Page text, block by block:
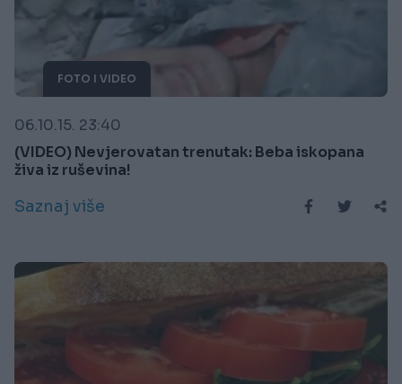
FOTO I VIDEO
06.10.15. 23:40
(VIDEO) Nevjerovatan trenutak: Beba iskopana
živa iz ruševina!
Saznaj više